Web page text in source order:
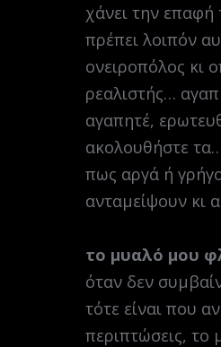
χάνει την
πρέπει λοιπόν
ονειροπόλος κι
ρεαλιστής…
αγαπητέ,
ακολουθήστε
πως αργά ή
ανταμείψουν κι
το μυαλό μου
όταν δεν
τότε είναι που
περιπτώσεις, το